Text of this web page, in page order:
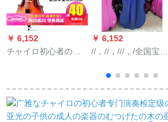
￥ 6,152
チャイロ初心者の大
の纹様の实木の楽器
の亜光項の1/4身长の
115~135 cmを演奏し
￥ 6,152
//，//，///，/全国宝藍
ケス1/8